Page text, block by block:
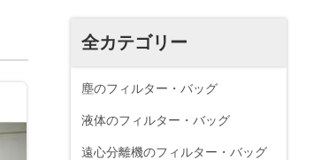
全カテゴリー
塵のフィルター・バッグ
液体のフィルター・バッグ
遠心分離機のフィルター・バッグ